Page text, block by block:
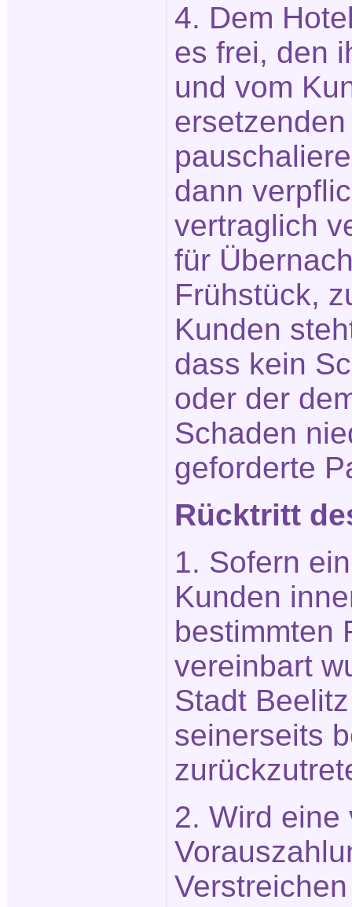
4. Dem
es frei, den
und vom
dann
vertraglich
für
Frühstück,
Kunden
dass kein
oder der
Schaden
geforderte
Rücktritt
1. Sofern
Kunden
bestimmten
vereinbart
Stadt
seinerseits
2. Wird eine